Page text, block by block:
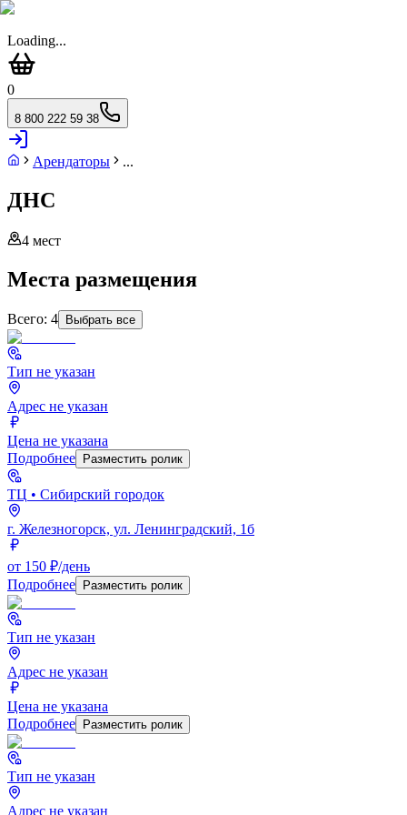
Loading...
0
8 800 222 59 38
Арендаторы ...
ДНС
4 мест
Места размещения
Всего: 4 Выбрать все
Тип не указан
Адрес не указан
Цена не указана
Подробнее Разместить ролик
ТЦ • Сибирский городок
г. Железногорск, ул. Ленинградский, 1б
от 150 ₽/день
Подробнее Разместить ролик
Тип не указан
Адрес не указан
Цена не указана
Подробнее Разместить ролик
Тип не указан
Адрес не указан